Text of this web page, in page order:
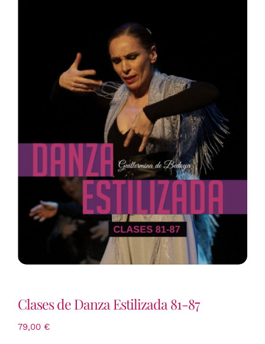
Clases de Danza Estilizada 81-87
79,00 €